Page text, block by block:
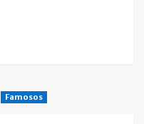
Famosos